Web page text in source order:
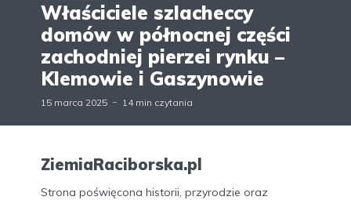
Właściciele szlacheccy
domów w północnej części
zachodniej pierzei rynku –
Klemowie i Gaszynowie
15 marca 2025 14 min czytania
ZiemiaRaciborska.pl
Strona poświęcona historii, przyrodzie oraz